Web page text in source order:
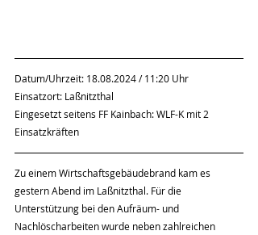
Datum/Uhrzeit: 18.08.2024 / 11:20 Uhr
Einsatzort: Laßnitzthal
Eingesetzt seitens FF Kainbach: WLF-K mit 2
Einsatzkräften
Zu einem Wirtschaftsgebäudebrand kam es
gestern Abend im Laßnitzthal. Für die
Unterstützung bei den Aufräum- und
Nachlöscharbeiten wurde neben zahlreichen